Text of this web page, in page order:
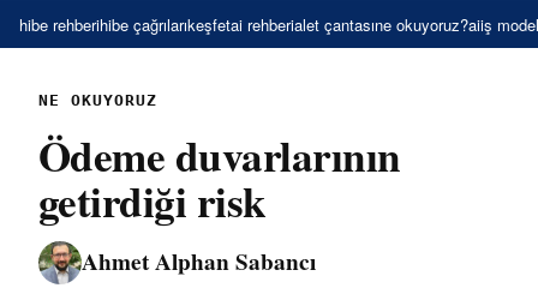
hibe rehberihibe çağrılarıkeşfetai rehberialet çantasıne okuyoruz?aiiş
NE OKUYORUZ
Ödeme duvarlarının
getirdiği risk
Ahmet Alphan Sabancı